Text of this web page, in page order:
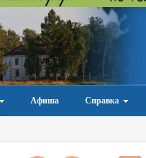
Афиша Справка